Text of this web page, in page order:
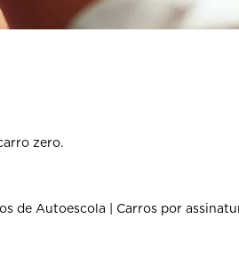
zero.
de Autoescola | Carros por